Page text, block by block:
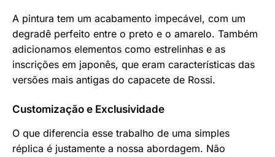
A pintura tem um acabamento impecável, com um
degradê perfeito entre o preto e o amarelo. Também
adicionamos elementos como estrelinhas e as
inscrições em japonês, que eram características das
versões mais antigas do capacete de Rossi.
Customização e Exclusividade
O que diferencia esse trabalho de uma simples
réplica é justamente a nossa abordagem. Não